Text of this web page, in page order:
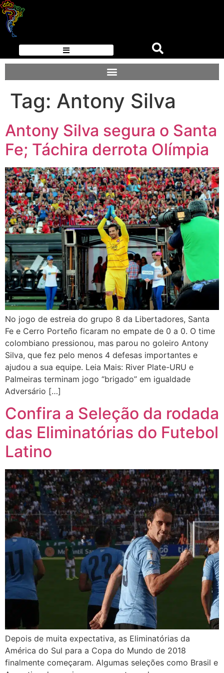
Tag: Antony Silva
Antony Silva segura o Santa
Fe; Táchira derrota Olímpia
No jogo de estreia do grupo 8 da Libertadores, Santa
Fe e Cerro Porteño ficaram no empate de 0 a 0. O time
colombiano pressionou, mas parou no goleiro Antony
Silva, que fez pelo menos 4 defesas importantes e
ajudou a sua equipe. Leia Mais: River Plate-URU e
Palmeiras terminam jogo “brigado” em igualdade
Adversário […]
Confira a Seleção da rodada
das Eliminatórias do Futebol
Latino
Depois de muita expectativa, as Eliminatórias da
América do Sul para a Copa do Mundo de 2018
finalmente começaram. Algumas seleções como Brasil e